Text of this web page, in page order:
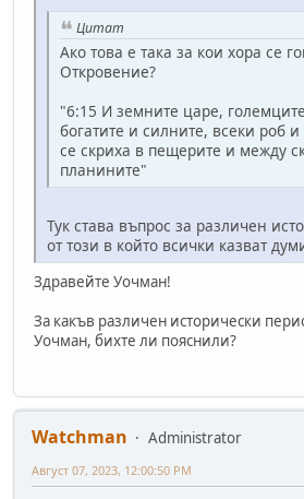
Цитат
Ако това е така за кои хора се
Откровение?
"6:15 И земните царе,
богатите и силните, всеки роб
се скриха в пещерите и между
планините"
Тук става въпрос за различен
от този в който всички казват
Здравейте Уочман!
За какъв различен исторически
Уочман, бихте ли пояснили?
Watchman
Administrator
Август 07, 2023, 12:00:50 PM